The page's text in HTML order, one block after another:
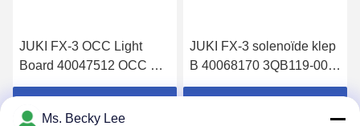
JUKI FX-3 OCC Light
Board 40047512 OCC C
Light PCB A 40047511
JUKI FX-3 solenoïde klep
B 40068170 3QB119-00-
C2AH-FL386377-3 voor
Ms. Becky Lee